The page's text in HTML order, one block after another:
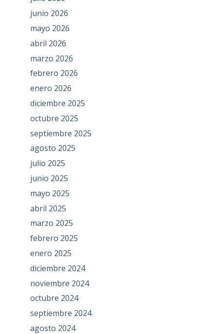
junio 2026
mayo 2026
abril 2026
marzo 2026
febrero 2026
enero 2026
diciembre 2025
octubre 2025
septiembre 2025
agosto 2025
julio 2025
junio 2025
mayo 2025
abril 2025
marzo 2025
febrero 2025
enero 2025
diciembre 2024
noviembre 2024
octubre 2024
septiembre 2024
agosto 2024